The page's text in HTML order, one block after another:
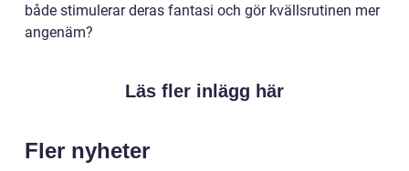
både stimulerar deras fantasi och gör kvällsrutinen mer
angenäm?
Läs fler inlägg här
Fler nyheter